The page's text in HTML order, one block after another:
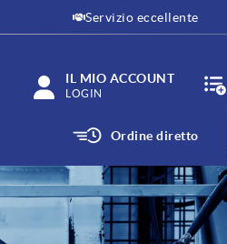
Servizio eccellente
IL MIO ACCOUNT
LOGIN
Ordine diretto